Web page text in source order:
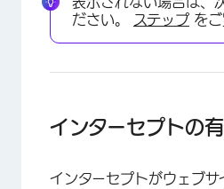
ださい。
ステップ をご
インターセプトの
インターセプトがウェブサ